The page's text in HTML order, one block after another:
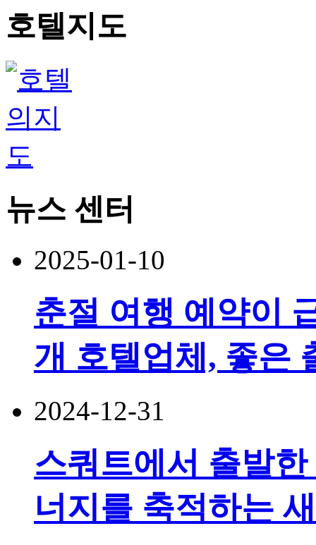
호텔지도
뉴스 센터
2025-01-10
춘절 여행 예약이
개 호텔업체, 좋은
2024-12-31
스쿼트에서 출발
너지를 축적하는